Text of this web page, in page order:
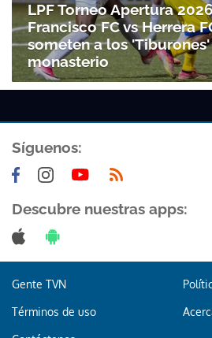
LPF Torneo Apertura
Francisco FC vs Herrera
someten a los 'Tiburones'
monasterio
Síguenos:
Descubre nuestras apps:
Gente TVN
Términos de uso